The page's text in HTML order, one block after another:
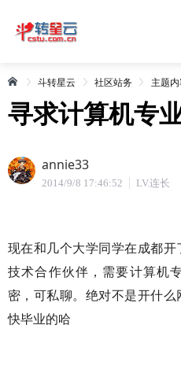
斗转星云 社区站务 主题
寻求计算机专
annie33
2014/9/8 17:46:52 LV.连长
现在和几个大学同学在成都
技术合作伙伴，需要计算机
密，可私聊。绝对不是开什
快毕业的哈